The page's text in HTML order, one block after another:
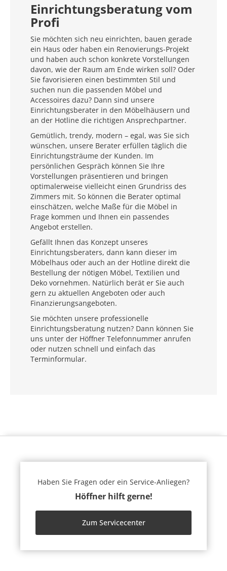
Einrichtungsberatung vom
Profi
Sie möchten sich neu einrichten, bauen gerade
ein Haus oder haben ein Renovierungs-Projekt
und haben auch schon konkrete Vorstellungen
davon, wie der Raum am Ende wirken soll? Oder
Sie favorisieren einen bestimmten Stil und
suchen nun die passenden Möbel und
Accessoires dazu? Dann sind unsere
Einrichtungsberater in den Möbelhäusern und
an der Hotline die richtigen Ansprechpartner.
Gemütlich, trendy, modern – egal, was Sie sich
wünschen, unsere Berater erfüllen täglich die
Einrichtungsträume der Kunden. Im
persönlichen Gespräch können Sie Ihre
Vorstellungen präsentieren und bringen
optimalerweise vielleicht einen Grundriss des
Zimmers mit. So können die Berater optimal
einschätzen, welche Maße für die Möbel in
Frage kommen und Ihnen ein passendes
Angebot erstellen.
Gefällt Ihnen das Konzept unseres
Einrichtungsberaters, dann kann dieser im
Möbelhaus oder auch an der Hotline direkt die
Bestellung der nötigen Möbel, Textilien und
Deko vornehmen. Natürlich berät er Sie auch
gern zu aktuellen Angeboten oder auch
Finanzierungsangeboten.
Sie möchten unsere professionelle
Einrichtungsberatung nutzen? Dann können Sie
uns unter der Höffner Telefonnummer anrufen
oder nutzen schnell und einfach das
Terminformular.
Haben Sie Fragen oder ein Service-Anliegen?
Höffner hilft gerne!
Zum Servicecenter